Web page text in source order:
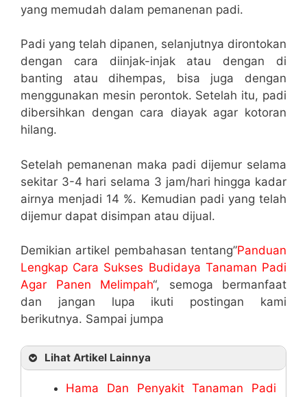
yang memudah dalam pemanenan padi.
Padi yang telah dipanen, selanjutnya dirontokan
dengan cara diinjak-injak atau dengan di
banting atau dihempas, bisa juga dengan
menggunakan mesin perontok. Setelah itu, padi
dibersihkan dengan cara diayak agar kotoran
hilang.
Setelah pemanenan maka padi dijemur selama
sekitar 3-4 hari selama 3 jam/hari hingga kadar
airnya menjadi 14 %. Kemudian padi yang telah
dijemur dapat disimpan atau dijual.
Demikian artikel pembahasan tentang”Panduan
Lengkap Cara Sukses Budidaya Tanaman Padi
Agar Panen Melimpah“, semoga bermanfaat
dan jangan lupa ikuti postingan kami
berikutnya. Sampai jumpa
Lihat Artikel Lainnya
Hama Dan Penyakit Tanaman Padi